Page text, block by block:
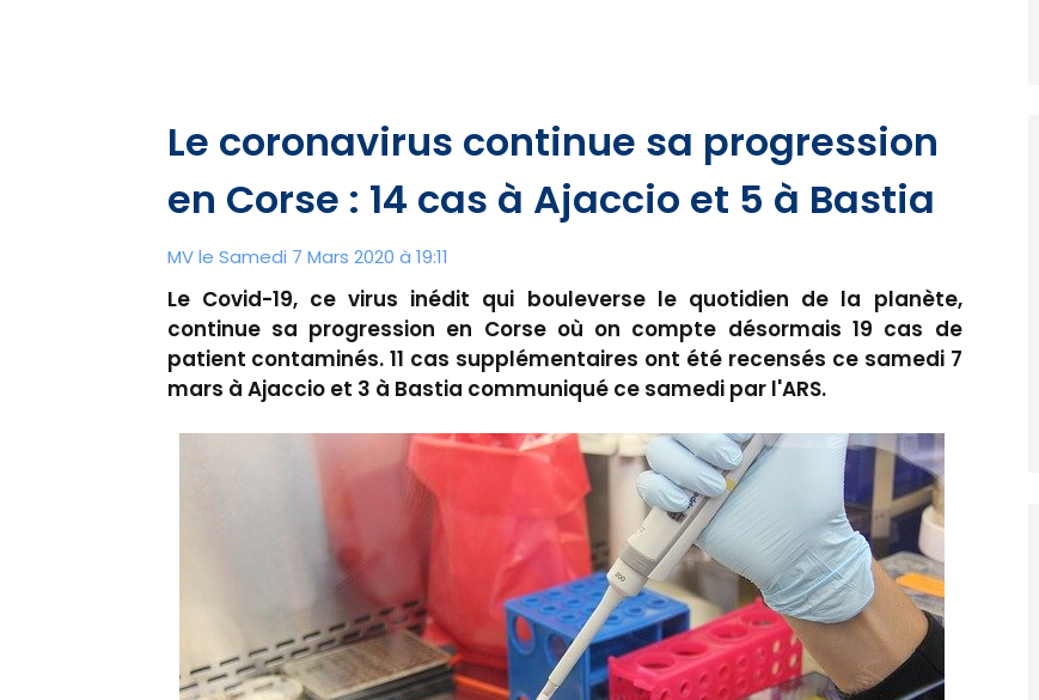
Le coronavirus continue sa progression
en Corse : 14 cas à Ajaccio et 5 à Bastia
MV le Samedi 7 Mars 2020 à 19:11
Le Covid-19, ce virus inédit qui bouleverse le quotidien de la planète,
continue sa progression en Corse où on compte désormais 19 cas de
patient contaminés. 11 cas supplémentaires ont été recensés ce samedi 7
mars à Ajaccio et 3 à Bastia communiqué ce samedi par l'ARS.